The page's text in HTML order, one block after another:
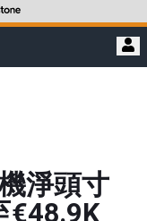
淨頭寸
€48.9K